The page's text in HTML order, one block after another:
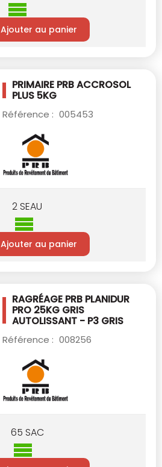
Ajouter au panier
PRIMAIRE PRB ACCROSOL
PLUS 5KG
Référence : 005453
2 SEAU
Ajouter au panier
RAGRÉAGE PRB PLANIDUR
PRO 25KG GRIS
AUTOLISSANT - P3 GRIS
Référence : 008256
65 SAC